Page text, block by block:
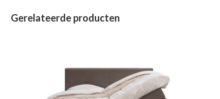
Gerelateerde producten